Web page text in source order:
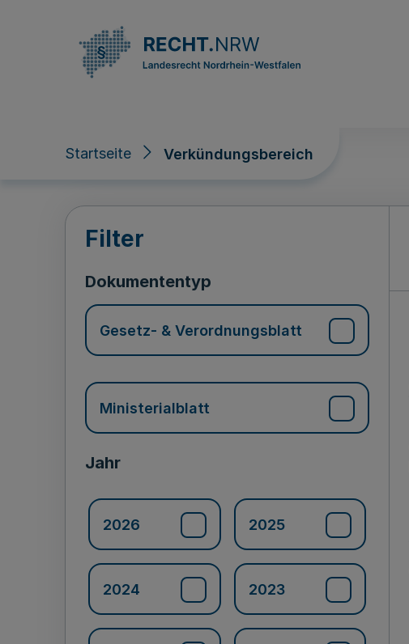
Startseite Verkündungsbereich
Verkündungsbereich
Filter
Dokumententyp
Gesetz- & Verordnungsblatt
Ministerialblatt
Jahr
2026 2025
2024 2023